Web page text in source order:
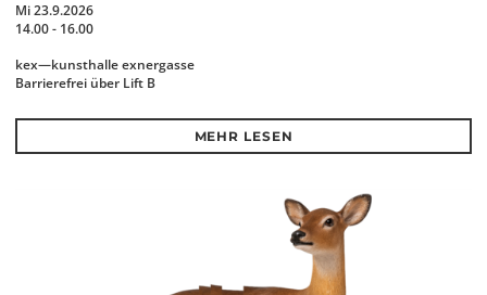
Mi 23.9.2026
14.00 - 16.00
kex—kunsthalle exnergasse
Barrierefrei über Lift B
MEHR LESEN